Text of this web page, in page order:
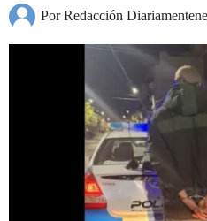
Por Redacción